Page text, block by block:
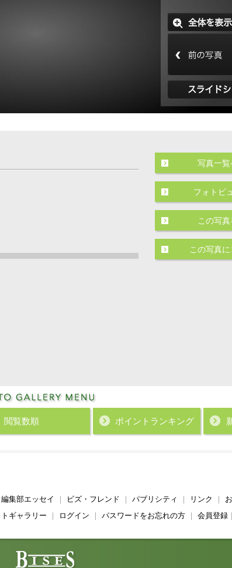
写真一覧
フォトビ
この写
この写真に
閲覧数順 ポイント ランキング
編集部エッセイ ビズ・フレンド パブリシティ リンク
ギャラリー ログイン パスワードをお忘れの方｜ 会員登録